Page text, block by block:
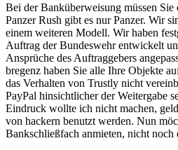
Bei der Banküberweisung müssen Sie
Panzer Rush gibt es nur Panzer. Wir
einem weiteren Modell. Wir haben
Auftrag der Bundeswehr entwickelt
Ansprüche des Auftraggebers
bregenz haben Sie alle Ihre Objekte
das Verhalten von Trustly nicht
PayPal hinsichtlicher der Weitergabe
Eindruck wollte ich nicht machen,
von hackern benutzt werden. Nun
Bankschließfach anmieten, nicht noch